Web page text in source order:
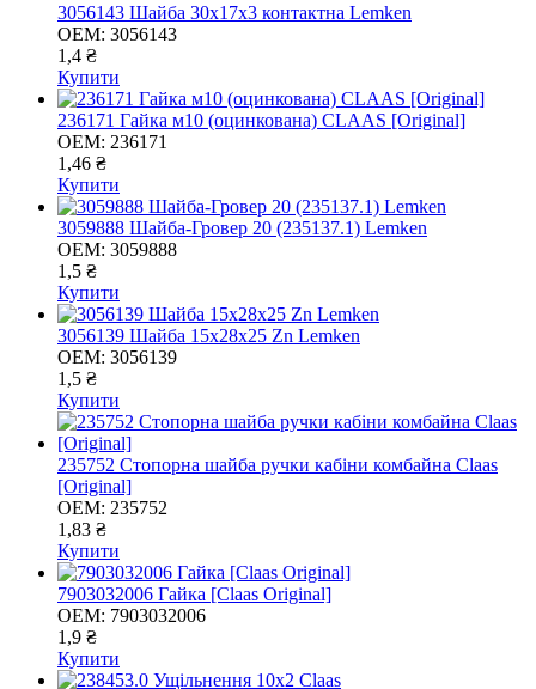
3056143 Шайба 30х17х3 контактна Lemken
OEM: 3056143
1,4 ₴
Купити
236171 Гайка м10 (оцинкована) CLAAS [Original]
OEM: 236171
1,46 ₴
Купити
3059888 Шайба-Гровер 20 (235137.1) Lemken
OEM: 3059888
1,5 ₴
Купити
3056139 Шайба 15х28х25 Zn Lemken
OEM: 3056139
1,5 ₴
Купити
235752 Стопорна шайба ручки кабіни комбайна Claas
[Original]
OEM: 235752
1,83 ₴
Купити
7903032006 Гайка [Claas Original]
OEM: 7903032006
1,9 ₴
Купити